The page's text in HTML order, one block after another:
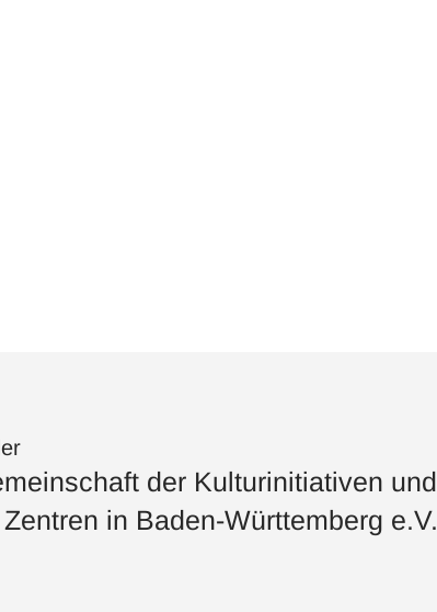
der Kulturinitiativen und
in Baden-Württemberg e.V.